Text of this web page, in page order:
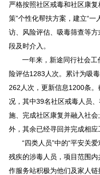
严格按照社区戒毒和社区康
策”个性化帮扶方案，建立“一
访、风险评估、吸毒筛查等
段及时介入。
一年来，新途同行社会
险评估1283人次。累计为吸
262人次，更新信息1200条。
况，其中39名社区戒毒人员
施、完成社区康复并融入社
外，其余已经寻回并完成相应
“四类人员”中的“平安关
残疾的涉毒人员，项目范围
作服务站积极为他们及家人